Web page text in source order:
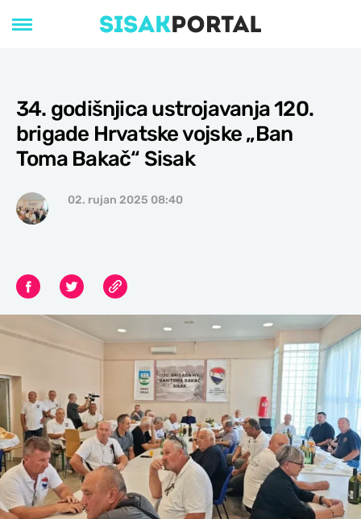
34. godišnjica ustrojavanja 120.
brigade Hrvatske vojske „Ban
Toma Bakač“ Sisak
02. rujan 2025 08:40